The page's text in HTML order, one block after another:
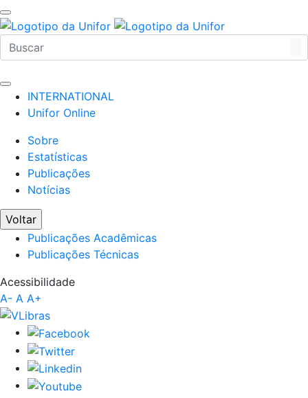
INTERNATIONAL
Unifor Online
Sobre
Estatísticas
Publicações
Notícias
Voltar
Publicações Acadêmicas
Publicações Técnicas
Acessibilidade
A- A A+